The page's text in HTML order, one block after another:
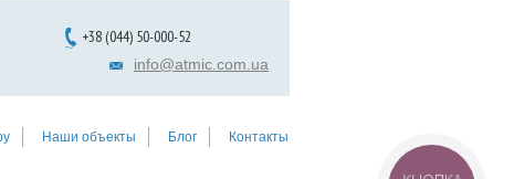
+38 (044) 50-000-52
info@atmic.com.ua
Наши объекты Блог Контакты